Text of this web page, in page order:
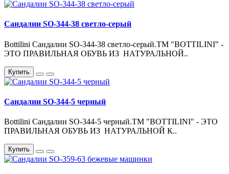
Сандалии SO-344-38 светло-серый
Bottilini Сандалии SO-344-38 светло-серый.ТМ "BOTTILINI" -
ЭТО ПРАВИЛЬНАЯ ОБУВЬ ИЗ НАТУРАЛЬНОЙ..
Купить
Сандалии SO-344-5 черный
Bottilini Сандалии SO-344-5 черный.ТМ "BOTTILINI" - ЭТО
ПРАВИЛЬНАЯ ОБУВЬ ИЗ НАТУРАЛЬНОЙ К..
Купить